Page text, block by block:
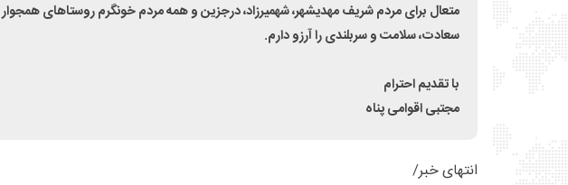
متعال برای مردم شریف مهدیشهر، شهمیرزاد، درجزین و همه مردم خونگرم روستاهای همجوار
سعادت، سلامت و سربلندی را آرزو دارم.
با تقدیم احترام
مجتبی اقوامی پناه
انتهای خبر/